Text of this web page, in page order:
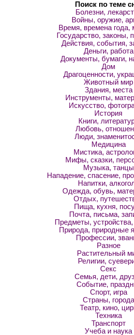
Поиск по теме
Болезни,
Войны, оружие,
Время, времена года,
Государство, законы,
Действия, события,
Деньги, работа
Документы, бумаги,
Дом
Драгоценности,
Животный мир
Здания, места
Инструменты,
Искусство,
История
Книги,
Любовь,
Люди,
Медицина
Мистика,
Мифы, сказки,
Музыка, танцы
Нападение, спасение,
Напитки,
Одежда, обувь,
Отдых,
Пища, кухня,
Почта, письма,
Предметы,
Природа, природные
Профессии,
Разное
Растительный
Религии,
Секс
Семья, дети,
Событие,
Спорт, игра
Страны, города
Театр, кино,
Техника
Транспорт
Учеба и наука